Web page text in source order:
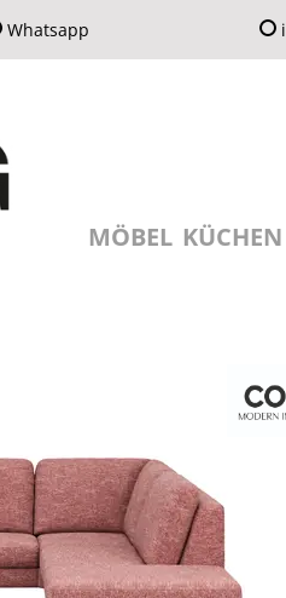
Whatsapp
MÖBEL KÜCHEN